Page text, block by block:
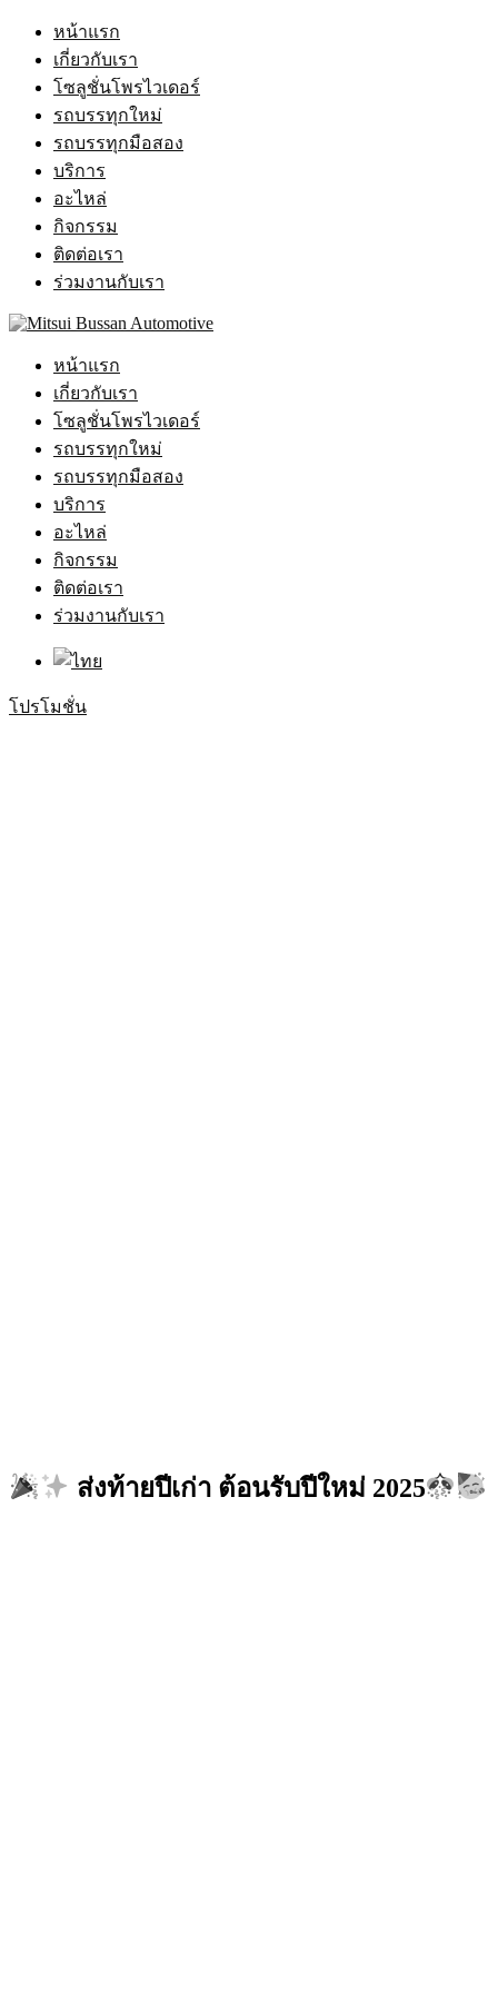
หน้าแรก
เกี่ยวกับเรา
โซลูชั่นโพรไวเดอร์
รถบรรทุกใหม่
รถบรรทุกมือสอง
บริการ
อะไหล่
กิจกรรม
ติดต่อเรา
ร่วมงานกับเรา
หน้าแรก
เกี่ยวกับเรา
โซลูชั่นโพรไวเดอร์
รถบรรทุกใหม่
รถบรรทุกมือสอง
บริการ
อะไหล่
กิจกรรม
ติดต่อเรา
ร่วมงานกับเรา
โปรโมชั่น
ส่งท้ายปีเก่า ต้อนรับปีใหม่ 2025